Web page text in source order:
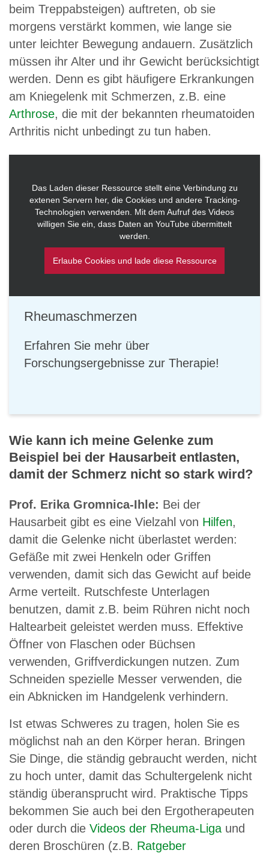
beim Treppabsteigen) auftreten, ob sie
morgens verstärkt kommen, wie lange sie
unter leichter Bewegung andauern. Zusätzlich
müssen ihr Alter und ihr Gewicht berücksichtigt
werden. Denn es gibt häufigere Erkrankungen
am Kniegelenk mit Schmerzen, z.B. eine
Arthrose, die mit der bekannten rheumatoiden
Arthritis nicht unbedingt zu tun haben.
Das Laden dieser Ressource stellt eine Verbindung zu
extenen Servern her, die Cookies und andere Tracking-
Technologien verwenden. Mit dem Aufruf des Videos
willigen Sie ein, dass Daten an YouTube übermittelt
werden.
Erlaube Cookies und lade diese Ressource
Rheumaschmerzen
Erfahren Sie mehr über
Forschungsergebnisse zur Therapie!
Wie kann ich meine Gelenke zum
Beispiel bei der Hausarbeit entlasten,
damit der Schmerz nicht so stark wird?
Prof. Erika Gromnica-Ihle: Bei der
Hausarbeit gibt es eine Vielzahl von Hilfen,
damit die Gelenke nicht überlastet werden:
Gefäße mit zwei Henkeln oder Griffen
verwenden, damit sich das Gewicht auf beide
Arme verteilt. Rutschfeste Unterlagen
benutzen, damit z.B. beim Rühren nicht noch
Haltearbeit geleistet werden muss. Effektive
Öffner von Flaschen oder Büchsen
verwenden, Griffverdickungen nutzen. Zum
Schneiden spezielle Messer verwenden, die
ein Abknicken im Handgelenk verhindern.
Ist etwas Schweres zu tragen, holen Sie es
möglichst nah an den Körper heran. Bringen
Sie Dinge, die ständig gebraucht werden, nicht
zu hoch unter, damit das Schultergelenk nicht
ständig überansprucht wird. Praktische Tipps
bekommen Sie auch bei den Ergotherapeuten
oder durch die Videos der Rheuma-Liga und
deren Broschüren (z.B. Ratgeber